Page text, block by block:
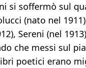
si soffermò sul
(nato nel
Sereni (nel
che messi sul
poetici erano